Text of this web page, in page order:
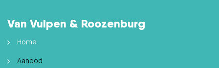
Van Vulpen & Roozenburg
Home
Aanbod